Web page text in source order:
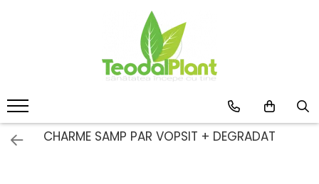
SUPLIMENTE ARTICULATII
SUPLIMENTE TONICE
CREME ANTIINFLAMATOARE-
CIRCULAȚIE
CHARME SAMP PAR VOPSIT + DEGRADAT